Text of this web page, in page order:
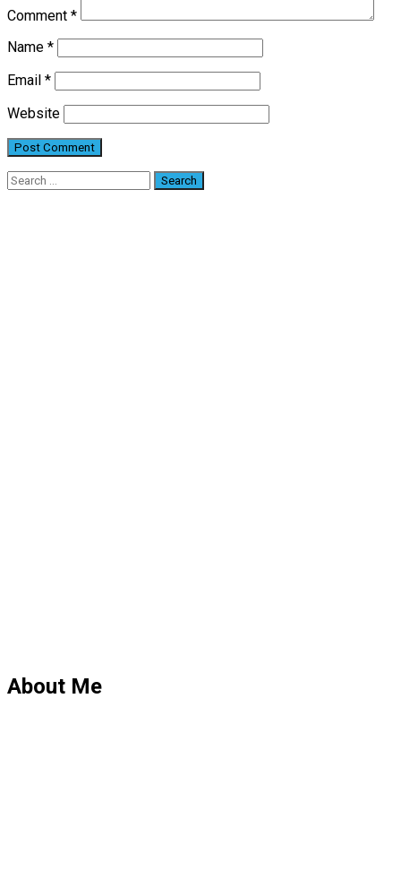
Comment *
Name *
Email *
Website
Search
for:
About Me